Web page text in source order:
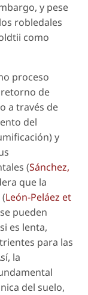
y pese
robledales
como
proceso
de
a través de
del
y
(Sánchez,
que la
León-Peláez et
pueden
es lenta,
para las
la
del suelo,